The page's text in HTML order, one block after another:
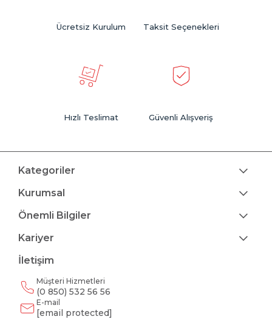
Ücretsiz Kurulum Taksit Seçenekleri
Hızlı Teslimat Güvenli Alışveriş
Kategoriler
Kurumsal
Önemli Bilgiler
Kariyer
İletişim
Müşteri Hizmetleri
(0 850) 532 56 56
E-mail
[email protected]